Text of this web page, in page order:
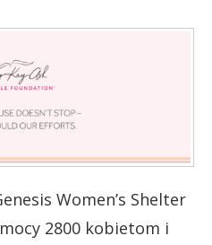
Women’s Shelter
2800 kobietom i